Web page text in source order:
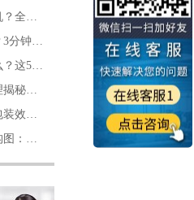
什么是快递袋投袋机？全面解析其工作原理与核心优势
快递打包机怎么用？3分钟掌握高效封装秘诀！
环形封箱机能封什么？这5大行业离不开它！
环形封箱机工作原理揭秘：如何实现360°高效包装？
缠绕封箱机：提升包装效率与质量的利器
整圈缠绕封箱机机构图：核心结构解析与行业应用指南